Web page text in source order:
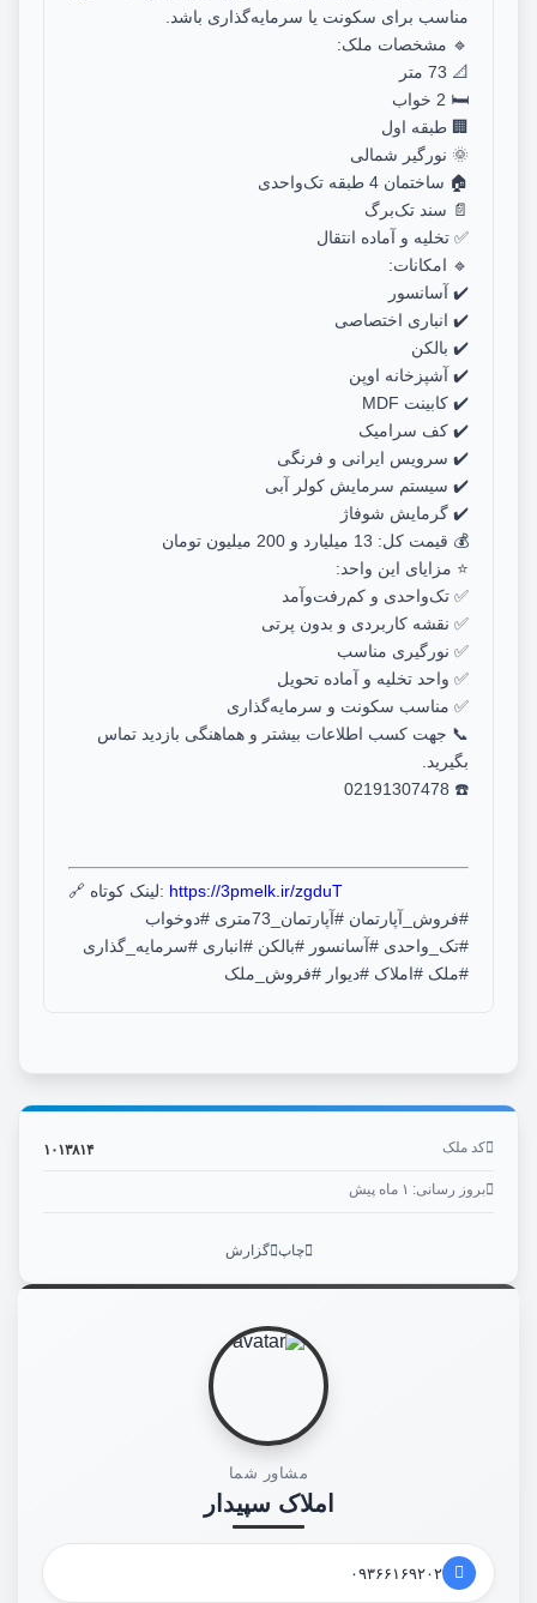
مناسب برای سکونت یا سرمایه‌گذاری باشد.
🔹 مشخصات ملک:
📐 73 متر
🛏️ 2 خواب
🏢 طبقه اول
🌞 نورگیر شمالی
🏠 ساختمان 4 طبقه تک‌واحدی
📄 سند تک‌برگ
✅ تخلیه و آماده انتقال
🔹 امکانات:
✔️ آسانسور
✔️ انباری اختصاصی
✔️ بالکن
✔️ آشپزخانه اوپن
✔️ کابینت MDF
✔️ کف سرامیک
✔️ سرویس ایرانی و فرنگی
✔️ سیستم سرمایش کولر آبی
✔️ گرمایش شوفاژ
💰 قیمت کل: 13 میلیارد و 200 میلیون تومان
⭐ مزایای این واحد:
✅ تک‌واحدی و کم‌رفت‌وآمد
✅ نقشه کاربردی و بدون پرتی
✅ نورگیری مناسب
✅ واحد تخلیه و آماده تحویل
✅ مناسب سکونت و سرمایه‌گذاری
📞 جهت کسب اطلاعات بیشتر و هماهنگی بازدید تماس
بگیرید.
☎️ 02191307478
🔗 لینک کوتاه: https://3pmelk.ir/zgduT
#فروش_آپارتمان #آپارتمان_73متری #دوخواب
#تک_واحدی #آسانسور #بالکن #انباری #سرمایه_گذاری
#ملک #املاک #دیوار #فروش_ملک
کد ملک ۱۰۱۳۸۱۴
بروز رسانی: ۱ ماه پیش
چاپ گزارش
مشاور شما
املاک سپیدار
۰۹۳۶۶۱۶۹۲۰۲